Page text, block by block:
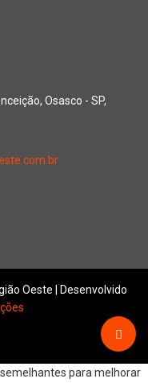
Osasco - SP,
Oeste | Desenvolvido
para melhorar